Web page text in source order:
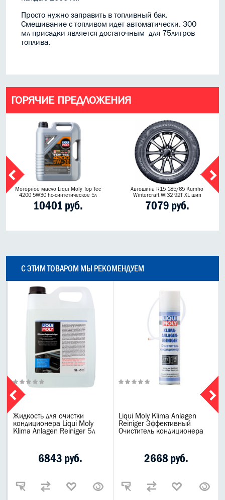
Просто нужно заправить в топливный бак.
Смешивание с топливом идет автоматически. 300
мл присадки является достаточным для 75литров
топлива.
ГОРЯЧИЕ ПРЕДЛОЖЕНИЯ
Моторное масло Liqui Moly Top Tec
4200 5W30 hc-синтетическое 5л
10401 руб.
Автошина R15 185/65 Kumho
Wintercraft WI32 92T XL шип
7079 руб.
С ЭТИМ ТОВАРОМ МЫ РЕКОМЕНДУЕМ
Жидкость для очистки
кондиционера Liqui Moly
Klima Anlagen Reiniger 5л
6843 руб.
Liqui Moly Klima Anlagen
Reiniger Эффективный
Очиститель кондиционера
2668 руб.